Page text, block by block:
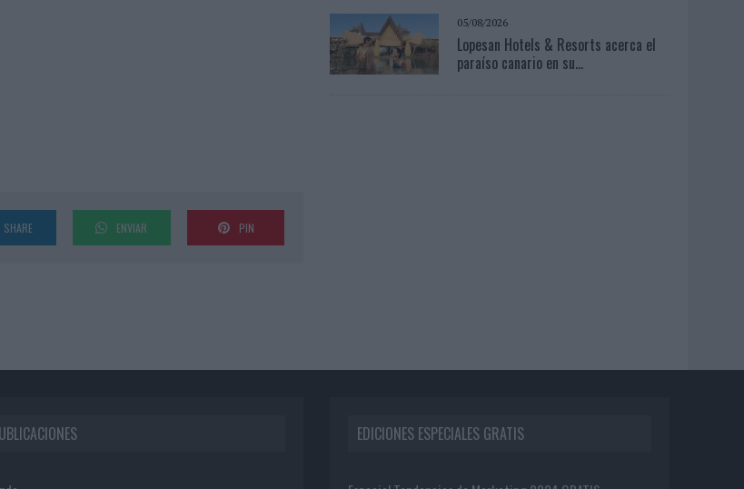
SHARE ENVIAR PIN
05/08/2026
Lopesan Hotels & Resorts acerca el
paraíso canario en su...
EDICIONES ESPECIALES GRATIS